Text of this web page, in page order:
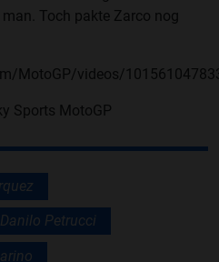
Toch pakte Zarco nog
MotoGP/videos/
Sports MotoGP
Danilo Petrucci